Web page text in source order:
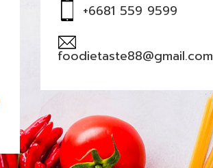
+6681 559 9599
foodietaste88@gmail.com